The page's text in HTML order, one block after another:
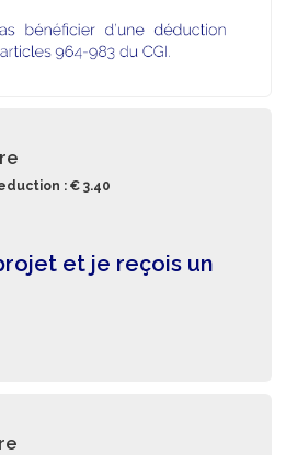
: € 3.40
et je reçois un